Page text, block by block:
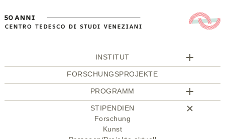
INSTITUT
FORSCHUNGSPROJEKTE
PROGRAMM
STIPENDIEN
Forschung
Kunst